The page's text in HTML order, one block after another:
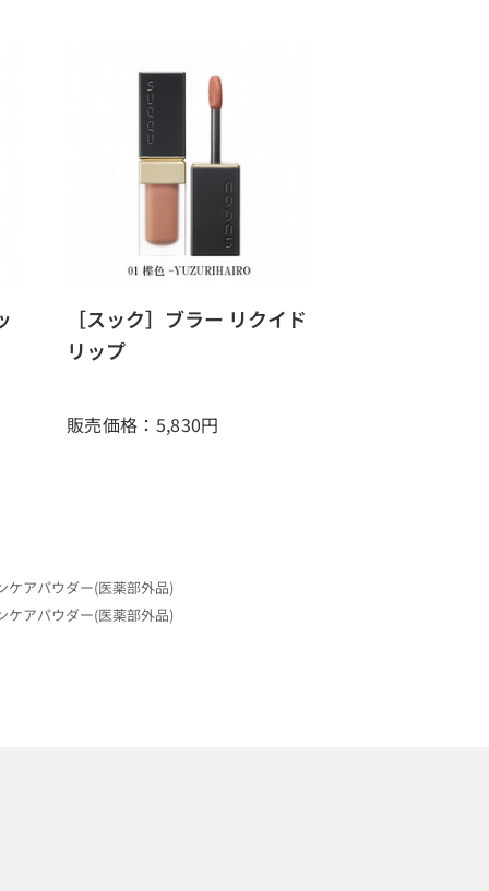
［スック］ブラー リクイド
リップ
販売価格：5,830円
ケアパウダー(医薬部外品)
ケアパウダー(医薬部外品)